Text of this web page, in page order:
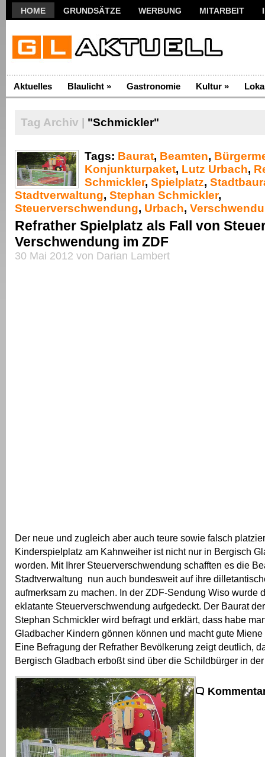
HOME GRUNDSÄTZE WERBUNG MITARBEIT
Aktuelles Blaulicht » Gastronomie Kultur »
Tag Archiv | "Schmickler"
Tags: Baurat, Beamten,
Konjunkturpaket, Lutz Urbach,
Schmickler, Spielplatz,
Stadtverwaltung, Stephan Schmickler,
Steuerverschwendung, Urbach,
Refrather Spielplatz als Fall von
Verschwendung im ZDF
30 Mai 2012 von Darian Lambert
Der neue und zugleich aber auch teure sowie falsch
Kinderspielplatz am Kahnweiher ist nicht nur in Bergisch
worden. Mit Ihrer Steuerverschwendung schafften es die
Stadtverwaltung nun auch bundesweit auf ihre
aufmerksam zu machen. In der ZDF-Sendung Wiso wurde
eklatante Steuerverschwendung aufgedeckt. Der Baurat
Stephan Schmickler wird befragt und erklärt, dass habe
Gladbacher Kindern gönnen können und macht gute
Eine Befragung der Refrather Bevölkerung zeigt deutlich,
Bergisch Gladbach erboßt sind über die Schildbürger in